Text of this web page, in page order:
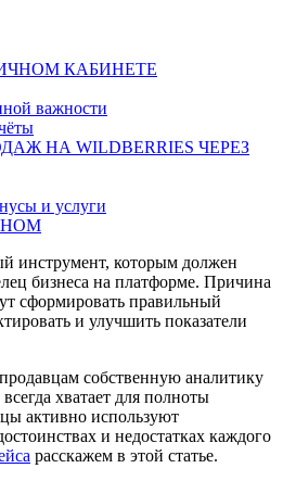
КАБИНЕТЕ
важности
НА WILDBERRIES ЧЕРЕЗ
и услуги
инструмент, которым должен
бизнеса на платформе. Причина
сформировать правильный
и улучшить показатели
собственную аналитику
хватает для полноты
активно используют
и недостатках каждого
расскажем в этой статье.